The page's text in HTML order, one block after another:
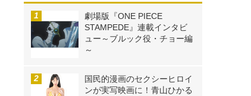
劇場版『ONE PIECE
STAMPEDE』連載インタビ
ュー～ブルック役・チョー編
～
国民的漫画のセクシーヒロイ
ンが実写映画に！青山ひかる